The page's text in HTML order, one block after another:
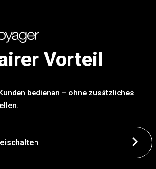
Vorteil
bedienen – ohne zusätzliches